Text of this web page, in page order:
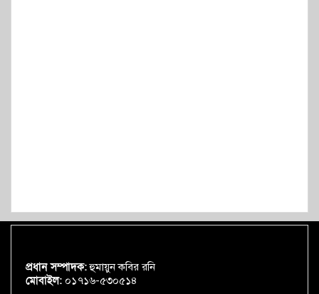
প্রধান সম্পাদক:হুমায়ুন কবির রনি
মোবাইল: ০১৭১৬-৫৩০৫১৪